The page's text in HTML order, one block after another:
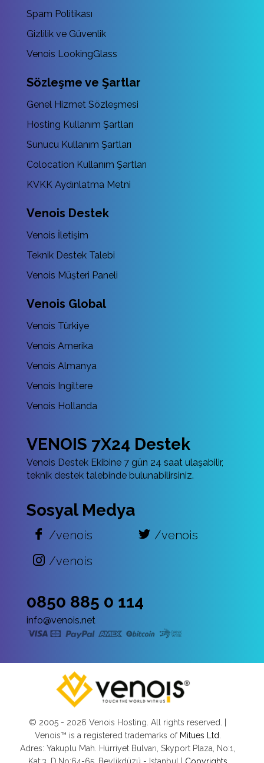
Spam Politikası
Gizlilik ve Güvenlik
Venois LookingGlass
Sözleşme ve Şartlar
Genel Hizmet Sözleşmesi
Hosting Kullanım Şartları
Sunucu Kullanım Şartları
Colocation Kullanım Şartları
KVKK Aydınlatma Metni
Venois Destek
Venois İletişim
Teknik Destek Talebi
Venois Müşteri Paneli
Venois Global
Venois Türkiye
Venois Amerika
Venois Almanya
Venois Ingiltere
Venois Hollanda
VENOIS 7X24 Destek
Venois Destek Ekibine 7 gün 24 saat ulaşabilir,
teknik destek talebinde bulunabilirsiniz.
Sosyal Medya
/venois
/venois
/venois
0850 885 0 114
info@venois.net
© 2005 - 2026 Venois Hosting. All rights reserved. |
Venois™ is a registered trademarks of Mitues Ltd.
Adres: Yakuplu Mah. Hürriyet Bulvarı, Skyport Plaza, No:1,